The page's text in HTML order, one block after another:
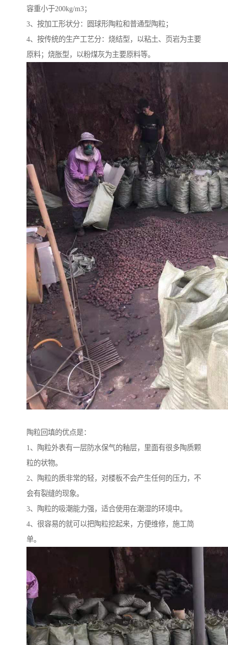
容重小于200kg/m3；
3、按加工形状分：圆球形陶粒和普通型陶粒；
4、按传统的生产工艺分：烧结型，以粘土、页岩为主要
原料；烧胀型，以粉煤灰为主要原料等。
陶粒回填的优点是：
1、陶粒外表有一层防水保气的釉层，里面有很多陶质颗
粒的状物。
2、陶粒的质非常的轻，对楼板不会产生任何的压力，不
会有裂缝的现象。
3、陶粒的吸潮能力强，适合使用在潮湿的环境中。
4、很容易的就可以把陶粒挖起来，方便维修，施工简
单。